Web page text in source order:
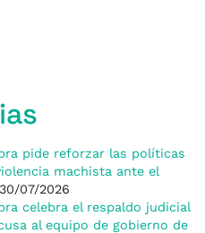
pide reforzar las políticas
machista ante el
30/07/2026
celebra el respaldo judicial
al equipo de gobierno de